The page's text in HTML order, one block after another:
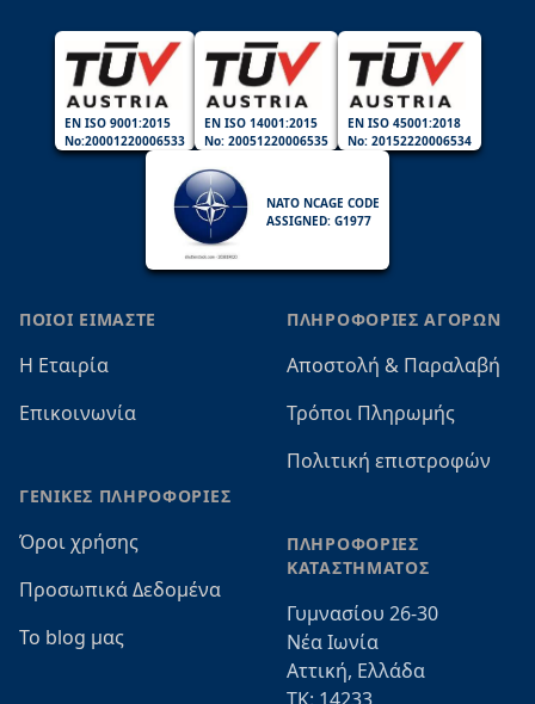
EN ISO 9001:2015
No:20001220006533
EN ISO 14001:2015
No: 20051220006535
EN ISO 45001:2018
No: 20152220006534
NATO NCAGE CODE
ASSIGNED: G1977
ΠΟΙΟΙ ΕΙΜΑΣΤΕ
Η Εταιρία
Επικοινωνία
ΓΕΝΙΚΕΣ ΠΛΗΡΟΦΟΡΙΕΣ
Όροι χρήσης
Προσωπικά Δεδομένα
Το blog μας
ΠΛΗΡΟΦΟΡΙΕΣ ΑΓΟΡΩΝ
Αποστολή & Παραλαβή
Τρόποι Πληρωμής
Πολιτική επιστροφών
ΠΛΗΡΟΦΟΡΙΕΣ
ΚΑΤΑΣΤΗΜΑΤΟΣ
Γυμνασίου 26-30
Νέα Ιωνία
Αττική, Ελλάδα